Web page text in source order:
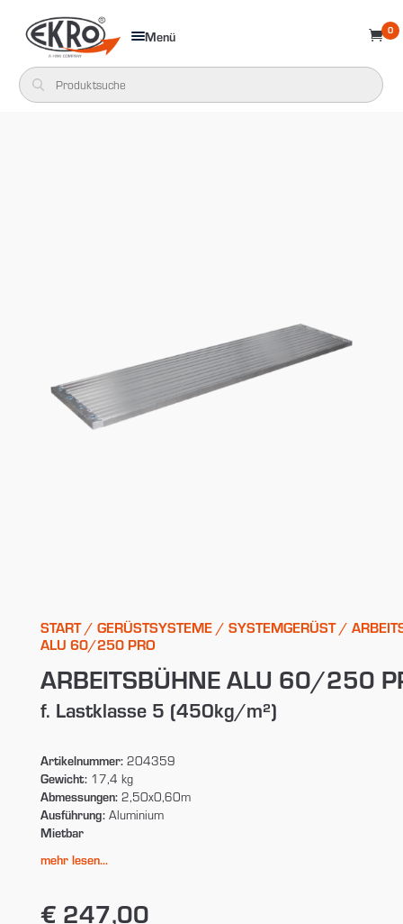
Menü  0
START/ GERÜSTSYSTEME/ SYSTEMGERÜST/
ALU 60/250 PRO
ARBEITSBÜHNE ALU 60/250
f. Lastklasse 5 (450kg/m²)
Artikelnummer:204359
Gewicht:17,4 kg
Abmessungen:2,50x0,60m
Ausführung:Aluminium
Mietbar
mehr lesen...
€ 247,00